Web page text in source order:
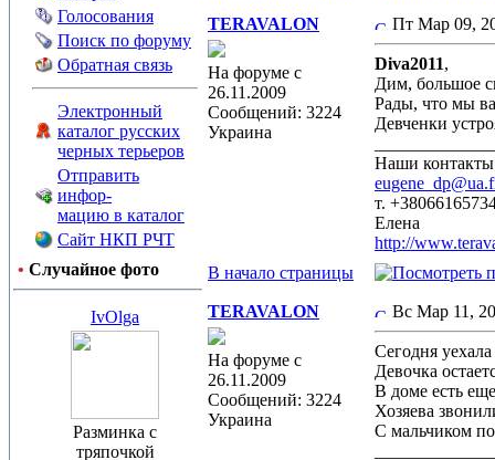
Голосования
Поиск по форуму
Обратная связь
Электронный
каталог русских
черных терьеров
Отправить
инфор-
мацию в каталог
Сайт НКП РЧТ
• Случайное фото
IvOlga
Разминка с
тряпочкой
TERAVALON
На форуме с
26.11.2009
Сообщений: 3224
Украина
Пт Мар 09,
Diva2011,
Дим, большое
Рады, что мы
Девченки
Наши
т.
Елена
http://
В начало страницы
TERAVALON
На форуме с
26.11.2009
Сообщений: 3224
Украина
Вс Мар 11,
Сегодня
Девочка
В доме есть
Хозяева
С мальчиком